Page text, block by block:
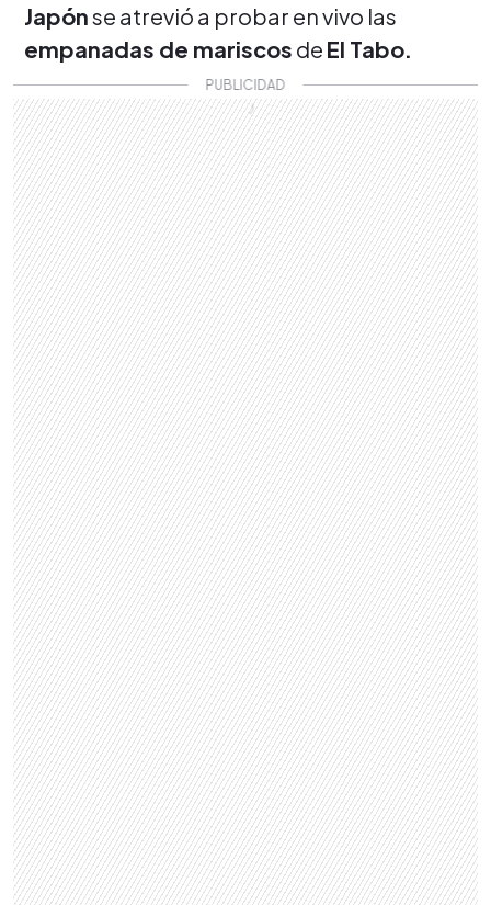
Japónse atrevió a probar en vivo las
empanadas de mariscos de El Tabo.